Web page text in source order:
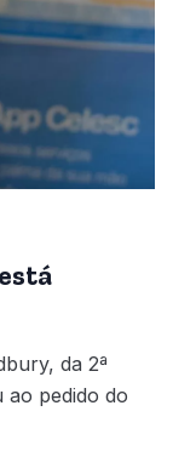
da 2ª
ao pedido do